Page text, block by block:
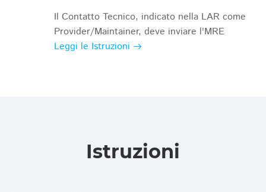
Il Contatto Tecnico, indicato nella LAR come
Provider/Maintainer, deve inviare l'MRE
Leggi le Istruzioni
Istruzioni